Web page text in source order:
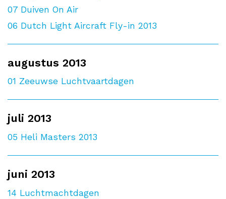
07 Duiven On Air
06 Dutch Light Aircraft Fly-in 2013
augustus 2013
01 Zeeuwse Luchtvaartdagen
juli 2013
05 Heli Masters 2013
juni 2013
14 Luchtmachtdagen